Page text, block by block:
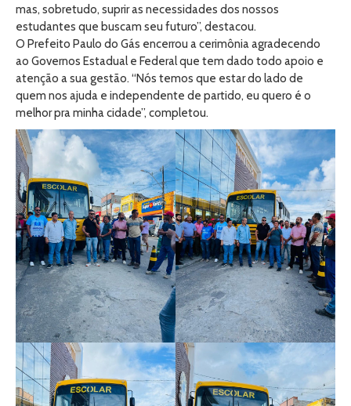
mas, sobretudo, suprir as necessidades dos nossos
estudantes que buscam seu futuro”, destacou.
O Prefeito Paulo do Gás encerrou a cerimônia agradecendo
ao Governos Estadual e Federal que tem dado todo apoio e
atenção a sua gestão. “Nós temos que estar do lado de
quem nos ajuda e independente de partido, eu quero é o
melhor pra minha cidade”, completou.